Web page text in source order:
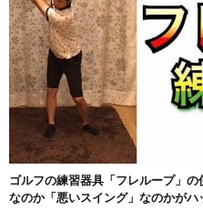
ゴルフの練習器具「フレループ」の
なのか「悪いスイング」なのかがハ